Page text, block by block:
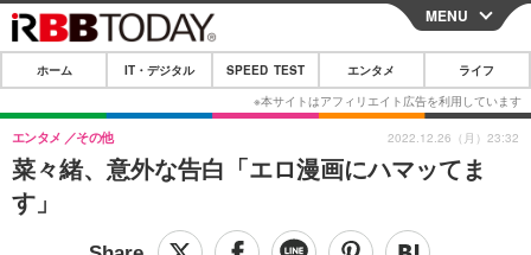
CLOSE
ホーム
IT・デジタル
IT・デジタルTOP スマートフォン
SPEED TEST
MENU
ホーム IT・デジタル SPEED TEST エンタメ ライフ
菜々緒、意外な告白「エロ漫画にハマッてま
す」
エンタメ その他 2022.12.26（月）23:32